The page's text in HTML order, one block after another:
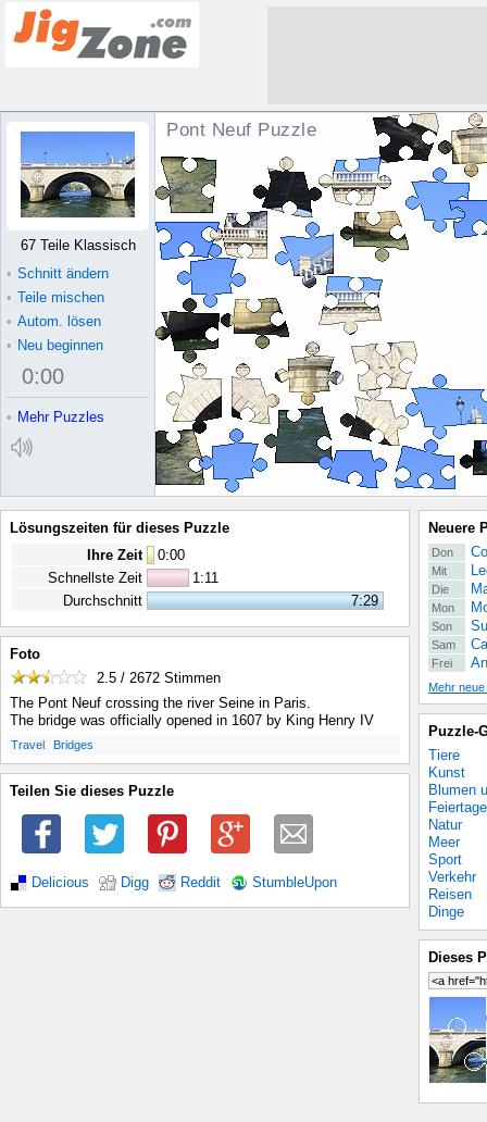
Pont Neuf Puzzle
67 Teile Klassisch
• Schnitt ändern
• Teile mischen
• Autom. lösen
• Neu beginnen
0:00
• Mehr Puzzles
Lösungszeiten für dieses Puzzle
Ihre Zeit
0:00
Schnellste Zeit
1:11
Durchschnitt
7:29
Foto
2.5 / 2672 Stimmen
The Pont Neuf crossing the river Seine in Paris.
The bridge was officially opened in 1607 by King Henry IV
Travel Bridges
Teilen Sie dieses Puzzle
Delicious Digg Reddit StumbleUpon
Neuere
Don
Mit
Die
Mon
Son
Sam
Frei
Mehr
Puzzle-
Tiere
Kunst
Blumen
Feiertage
Natur
Meer
Sport
Verkehr
Reisen
Dinge
Dieses